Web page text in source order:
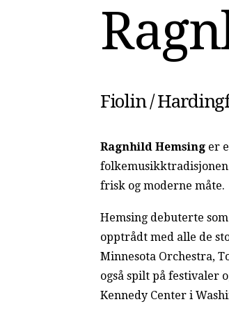
Ragn
Fiolin /
Ragnhild Hemsing er
frisk og moderne måte.
Hemsing debuterte
opptrådt med alle de
Minnesota Orchestra,
også spilt på festivaler
Kennedy Center i